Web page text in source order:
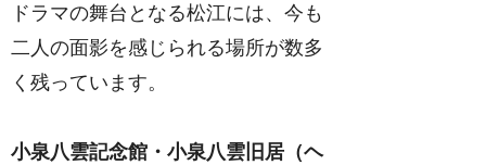
ドラマの舞台となる松江には、今も
二人の面影を感じられる場所が数多
く残っています。
小泉八雲記念館・小泉八雲旧居（ヘ